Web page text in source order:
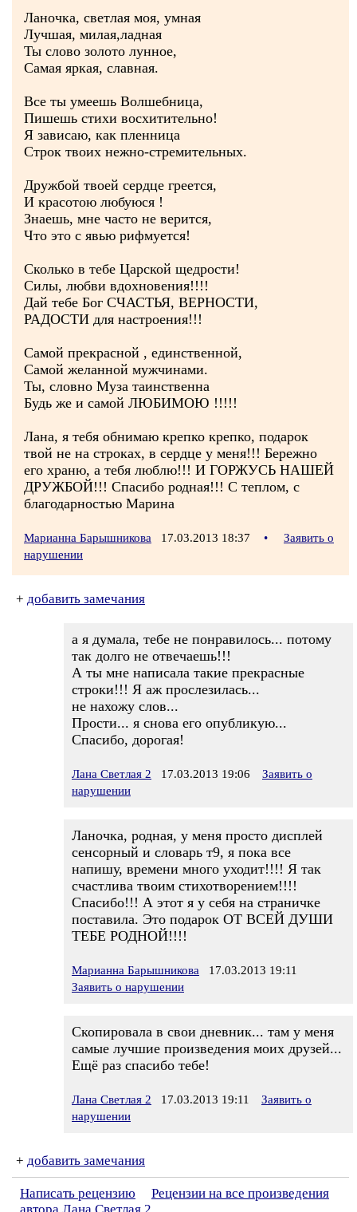
Ланочка, светлая моя, умная
Лучшая, милая,ладная
Ты слово золото лунное,
Самая яркая, славная.
Все ты умеешь Волшебница,
Пишешь стихи восхитительно!
Я зависаю, как пленница
Строк твоих нежно-стремительных.
Дружбой твоей сердце греется,
И красотою любуюся !
Знаешь, мне часто не верится,
Что это с явью рифмуется!
Сколько в тебе Царской щедрости!
Силы, любви вдохновения!!!!
Дай тебе Бог СЧАСТЬЯ, ВЕРНОСТИ,
РАДОСТИ для настроения!!!
Самой прекрасной , единственной,
Самой желанной мужчинами.
Ты, словно Муза таинственна
Будь же и самой ЛЮБИМОЮ !!!!!
Лана, я тебя обнимаю крепко крепко, подарок
твой не на строках, в сердце у меня!!! Бережно
его храню, а тебя люблю!!! И ГОРЖУСЬ НАШЕЙ
ДРУЖБОЙ!!! Спасибо родная!!! С теплом, с
благодарностью Марина
Марианна Барышникова 17.03.2013 18:37 •
Заявить о
нарушении
+ добавить замечания
а я думала, тебе не понравилось... потому
так долго не отвечаешь!!!
А ты мне написала такие прекрасные
строки!!! Я аж прослезилась...
не нахожу слов...
Прости... я снова его опубликую...
Спасибо, дорогая!
Лана Светлая 2 17.03.2013 19:06
Заявить о
нарушении
Ланочка, родная, у меня просто дисплей
сенсорный и словарь т9, я пока все
напишу, времени много уходит!!!! Я так
счастлива твоим стихотворением!!!!
Спасибо!!! А этот я у себя на страничке
поставила. Это подарок ОТ ВСЕЙ ДУШИ
ТЕБЕ РОДНОЙ!!!!
Марианна Барышникова 17.03.2013 19:11
Заявить о нарушении
Скопировала в свои дневник... там у меня
самые лучшие произведения моих друзей...
Ещё раз спасибо тебе!
Лана Светлая 2 17.03.2013 19:11
Заявить о
нарушении
+ добавить замечания
Написать рецензию
Рецензии на все произведения